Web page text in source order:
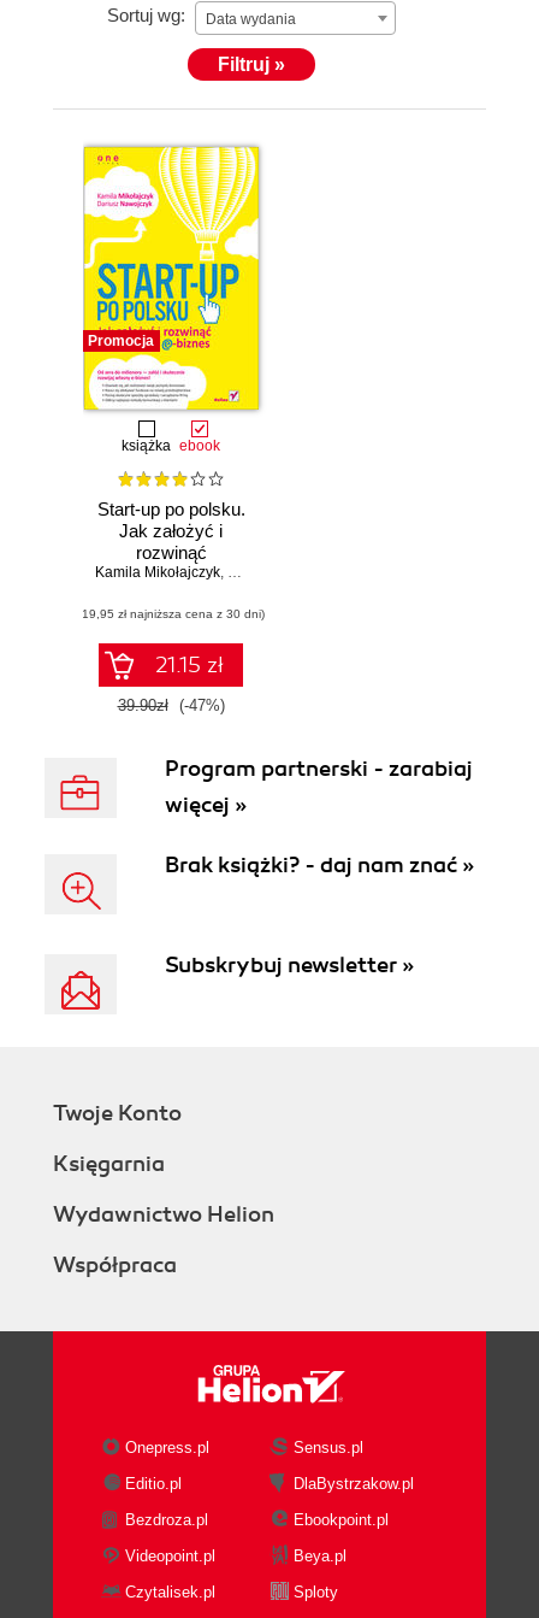
Sortuj wg: Data wydania
Filtruj »
Promocja
książka ebook
Start-up po polsku.
Jak założyć i
rozwinąć
dochodowy e-
Kamila Mikołajczyk, Dariusz Nawojczyk
(19,95 zł najniższa cena z 30 dni)
21.15 zł
39.90zł (-47%)
Program partnerski - zarabiaj
więcej »
Brak książki? - daj nam znać »
Subskrybuj newsletter »
Twoje Konto
Księgarnia
Wydawnictwo Helion
Współpraca
Onepress.pl
Sensus.pl
Editio.pl
DlaBystrzakow.pl
Bezdroza.pl
Ebookpoint.pl
Videopoint.pl
Beya.pl
Czytalisek.pl
Sploty